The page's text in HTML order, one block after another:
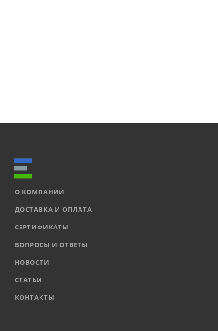
О КОМПАНИИ
ДОСТАВКА И ОПЛАТА
СЕРТИФИКАТЫ
ВОПРОСЫ И ОТВЕТЫ
НОВОСТИ
СТАТЬИ
КОНТАКТЫ